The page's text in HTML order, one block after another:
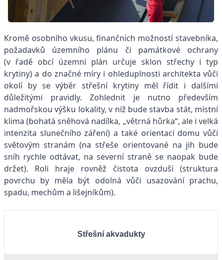
Kromě osobního vkusu, finančních možností stavebníka,
požadavků územního plánu či památkové ochrany
(v řadě obcí územní plán určuje sklon střechy i typ
krytiny) a do značné míry i ohleduplnosti architekta vůči
okolí by se výběr střešní krytiny měl řídit i dalšími
důležitými pravidly. Zohlednit je nutno především
nadmořskou výšku lokality, v níž bude stavba stát, místní
klima (bohatá sněhová nadílka, „větrná hůrka“, ale i velká
intenzita slunečního záření) a také orientaci domu vůči
světovým stranám (na střeše orientované na jih bude
sníh rychle odtávat, na severní straně se naopak bude
držet). Roli hraje rovněž čistota ovzduší (struktura
povrchu by měla být odolná vůči usazování prachu,
spadu, mechům a lišejníkům).
Střešní akvadukty